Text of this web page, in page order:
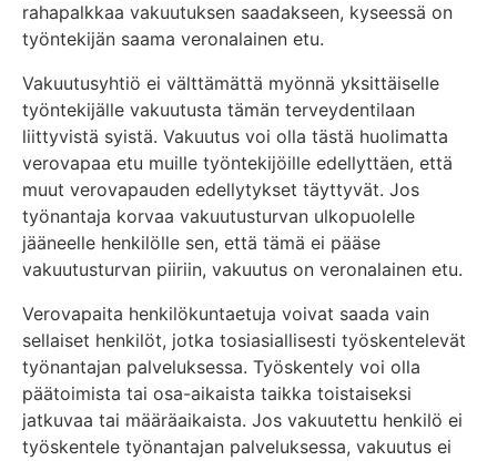
rahapalkkaa vakuutuksen saadakseen, kyseessä on
työntekijän saama veronalainen etu.
Vakuutusyhtiö ei välttämättä myönnä yksittäiselle
työntekijälle vakuutusta tämän terveydentilaan
liittyvistä syistä. Vakuutus voi olla tästä huolimatta
verovapaa etu muille työntekijöille edellyttäen, että
muut verovapauden edellytykset täyttyvät. Jos
työnantaja korvaa vakuutusturvan ulkopuolelle
jääneelle henkilölle sen, että tämä ei pääse
vakuutusturvan piiriin, vakuutus on veronalainen etu.
Verovapaita henkilökuntaetuja voivat saada vain
sellaiset henkilöt, jotka tosiasiallisesti työskentelevät
työnantajan palveluksessa. Työskentely voi olla
päätoimista tai osa-aikaista taikka toistaiseksi
jatkuvaa tai määräaikaista. Jos vakuutettu henkilö ei
työskentele työnantajan palveluksessa, vakuutus ei